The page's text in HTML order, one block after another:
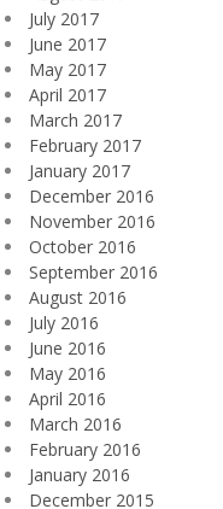
July 2017
June 2017
May 2017
April 2017
March 2017
February 2017
January 2017
December 2016
November 2016
October 2016
September 2016
August 2016
July 2016
June 2016
May 2016
April 2016
March 2016
February 2016
January 2016
December 2015